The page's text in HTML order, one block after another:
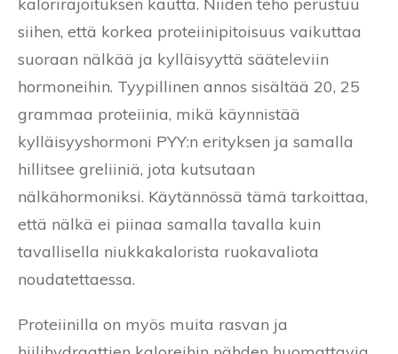
kalorirajoituksen kautta. Niiden teho perustuu
siihen, että korkea proteiinipitoisuus vaikuttaa
suoraan nälkää ja kylläisyyttä sääteleviin
hormoneihin. Tyypillinen annos sisältää 20, 25
grammaa proteiinia, mikä käynnistää
kylläisyyshormoni PYY:n erityksen ja samalla
hillitsee greliiniä, jota kutsutaan
nälkähormoniksi. Käytännössä tämä tarkoittaa,
että nälkä ei piinaa samalla tavalla kuin
tavallisella niukkakalorista ruokavaliota
noudatettaessa.
Proteiinilla on myös muita rasvan ja